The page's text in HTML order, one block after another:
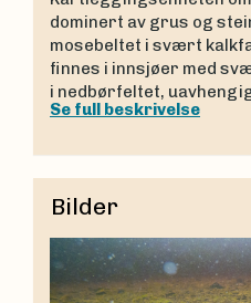
dominert av grus og
mosebeltet i svært
finnes i innsjøer med
i nedbørfeltet,
Se full beskrivelse
Bilder